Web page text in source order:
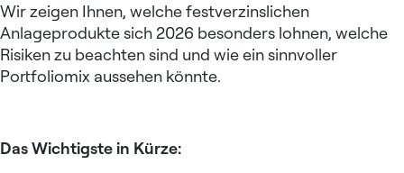
Wir zeigen Ihnen, welche festverzinslichen
Anlageprodukte sich 2026 besonders lohnen, welche
Risiken zu beachten sind und wie ein sinnvoller
Portfoliomix aussehen könnte.
Das Wichtigste in Kürze: